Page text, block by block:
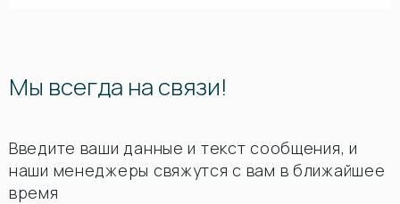
Мы всегда на связи!
Введите ваши данные и текст сообщения, и
наши менеджеры свяжутся с вам в ближайшее
время